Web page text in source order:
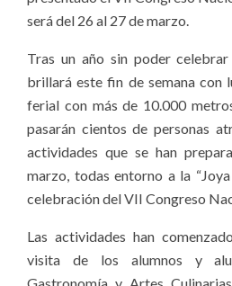
será del 26 al 27 de marzo.
Tras un año sin poder
brillará este fin de semana con
ferial con más de 10.000
pasarán cientos de personas
actividades que se han
marzo, todas entorno a la
celebración del VII Congreso
Las actividades han
visita de los alumnos y